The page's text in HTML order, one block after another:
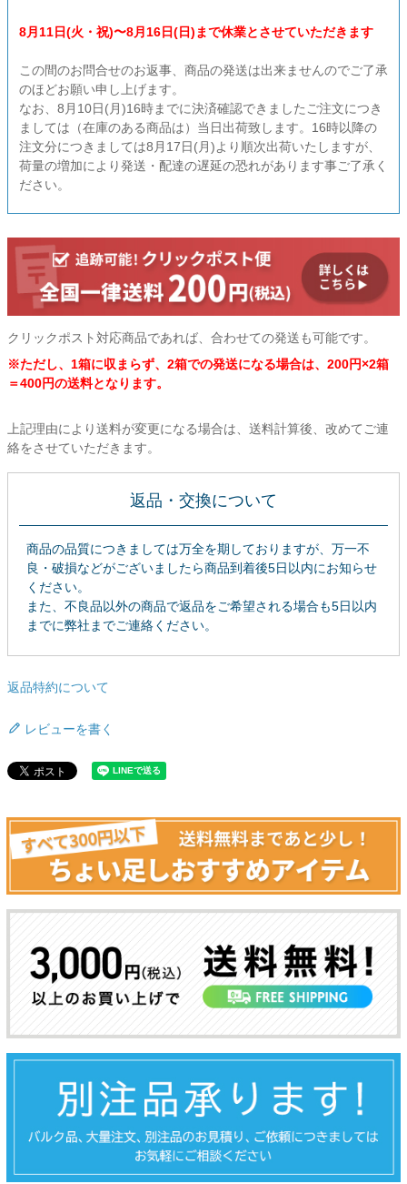
8月11日(火・祝)〜8月16日(日)まで休業とさせていただきます
この間のお問合せのお返事、商品の発送は出来ませんのでご了承
のほどお願い申し上げます。
なお、8月10日(月)16時までに決済確認できましたご注文につき
ましては（在庫のある商品は）当日出荷致します。16時以降の
注文分につきましては8月17日(月)より順次出荷いたしますが、
荷量の増加により発送・配達の遅延の恐れがあります事ご了承く
ださい。
クリックポスト対応商品であれば、合わせての発送も可能です。
※ただし、1箱に収まらず、2箱での発送になる場合は、200円×2箱
＝400円の送料となります。
上記理由により送料が変更になる場合は、送料計算後、改めてご連
絡をさせていただきます。
返品・交換について
商品の品質につきましては万全を期しておりますが、万一不
良・破損などがございましたら商品到着後5日以内にお知らせ
ください。
また、不良品以外の商品で返品をご希望される場合も5日以内
までに弊社までご連絡ください。
返品特約について
レビューを書く